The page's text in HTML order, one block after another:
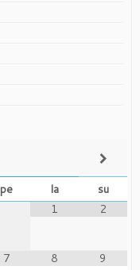
pe la
su
1
2
7 8 9